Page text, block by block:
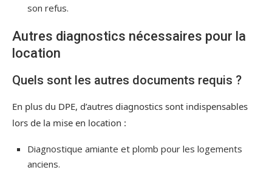
son refus.
Autres diagnostics nécessaires pour la
location
Quels sont les autres documents requis ?
En plus du DPE, d’autres diagnostics sont indispensables
lors de la mise en location :
Diagnostique amiante et plomb pour les logements
anciens.